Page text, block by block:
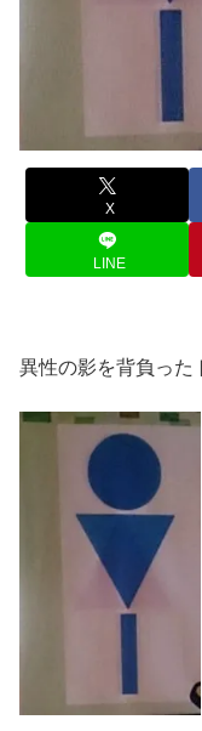
X
LINE
異性の影を背負った